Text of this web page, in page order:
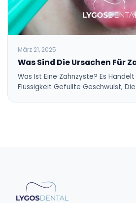
März 21, 2025
Was Sind Die Ursachen Für
Was Ist Eine Zahnzyste? Es Handelt
Flüssigkeit Gefüllte Geschwulst,